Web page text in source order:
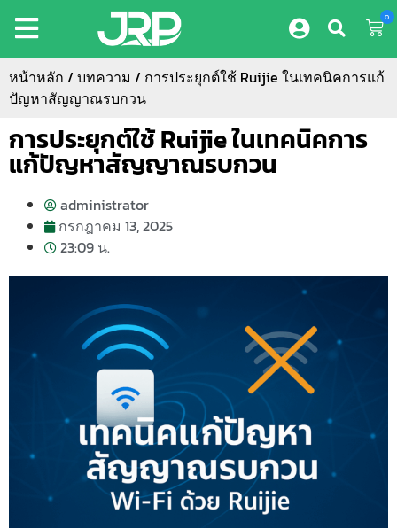
0
หน้าหลัก / บทความ / การประยุกต์ใช้ Ruijie ในเทคนิคการแก้
ปัญหาสัญญาณรบกวน
การประยุกต์ใช้ Ruijie ในเทคนิคการ
แก้ปัญหาสัญญาณรบกวน
administrator
กรกฎาคม 13, 2025
23:09 น.